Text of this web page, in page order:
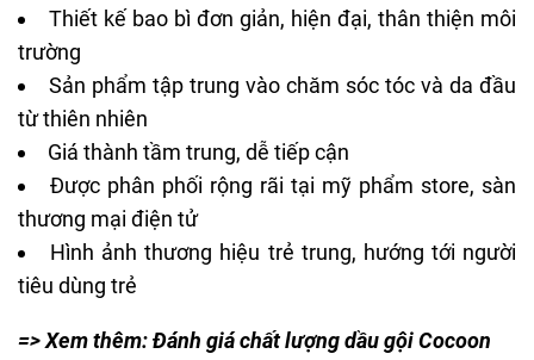
Thiết kế bao bì đơn giản, hiện đại, thân thiện môi
trường
Sản phẩm tập trung vào chăm sóc tóc và da đầu
từ thiên nhiên
Giá thành tầm trung, dễ tiếp cận
Được phân phối rộng rãi tại mỹ phẩm store, sàn
thương mại điện tử
Hình ảnh thương hiệu trẻ trung, hướng tới người
tiêu dùng trẻ
=> Xem thêm:Đánh giá chất lượng dầu gội Cocoon